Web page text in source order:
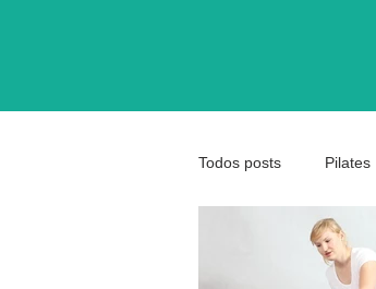
Todos posts Pilates
Terapia Ocupacional